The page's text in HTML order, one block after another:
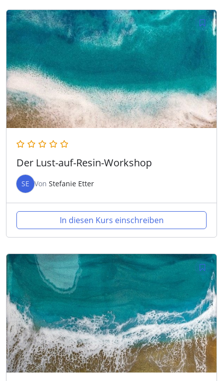
Der Lust-auf-Resin-Workshop
SE Von Stefanie Etter
In diesen Kurs einschreiben